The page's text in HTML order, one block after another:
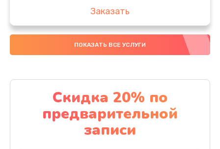
Заказать
Замена вебкамеры
1495 руб.
Установка драйверов
1000 руб.
Заказать
ПОКАЗАТЬ ВСЕ УСЛУГИ
Скидка 20% по
предварительной
записи